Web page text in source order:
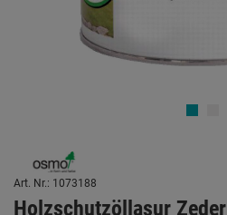
Art. Nr.: 1073188
Holzschutzöllasur